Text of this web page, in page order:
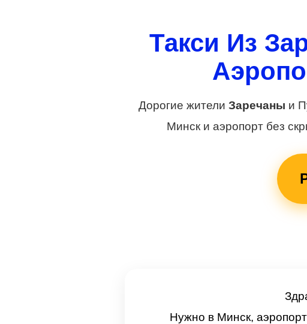
Такси Из
Дорогие жители Заречаны и
Минск и аэропорт без
Нужно в Минск,